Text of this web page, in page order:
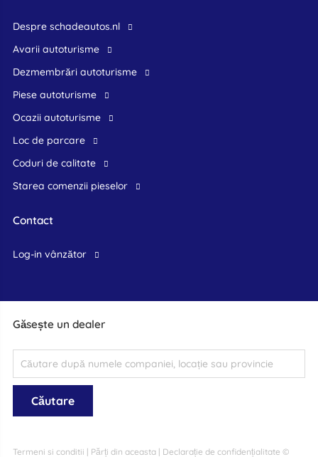
Găsește un dealer
Termeni si conditii | Părți din aceasta| Declarație de confidențialitate ©
Despre schadeautos.nl
Avarii autoturisme
Dezmembrări autoturisme
Piese autoturisme
Ocazii autoturisme
Loc de parcare
Coduri de calitate
Starea comenzii pieselor
Contact
log-in vânzător